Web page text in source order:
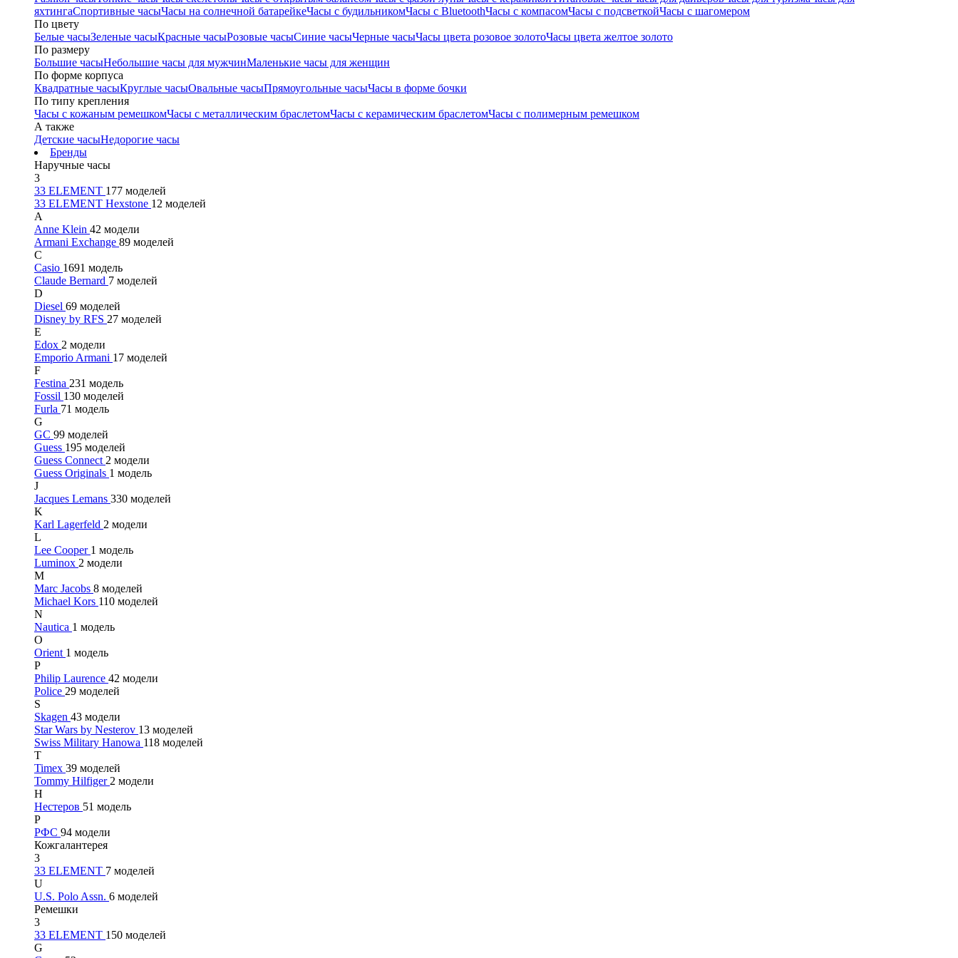
яхтингаСпортивные часыЧасы на солнечной батарейкеЧасы с будильникомЧасы с BluetoothЧасы с компасомЧасы с подсветкойЧасы с шагомером
По цвету
Белые часыЗеленые часыКрасные часыРозовые часыСиние часыЧерные часыЧасы цвета розовое золотоЧасы цвета желтое золото
По размеру
Большие часыНебольшие часы для мужчинМаленькие часы для женщин
По форме корпуса
Квадратные часыКруглые часыОвальные часыПрямоугольные часыЧасы в форме бочки
По типу крепления
Часы с кожаным ремешкомЧасы с металлическим браслетомЧасы с керамическим браслетомЧасы с полимерным ремешком
А также
Детские часыНедорогие часы
Бренды
Наручные часы
3
33 ELEMENT 177 моделей
33 ELEMENT Hexstone 12 моделей
A
Anne Klein 42 модели
Armani Exchange 89 моделей
C
Casio 1691 модель
Claude Bernard 7 моделей
D
Diesel 69 моделей
Disney by RFS 27 моделей
E
Edox 2 модели
Emporio Armani 17 моделей
F
Festina 231 модель
Fossil 130 моделей
Furla 71 модель
G
GC 99 моделей
Guess 195 моделей
Guess Connect 2 модели
Guess Originals 1 модель
J
Jacques Lemans 330 моделей
K
Karl Lagerfeld 2 модели
L
Lee Cooper 1 модель
Luminox 2 модели
M
Marc Jacobs 8 моделей
Michael Kors 110 моделей
N
Nautica 1 модель
O
Orient 1 модель
P
Philip Laurence 42 модели
Police 29 моделей
S
Skagen 43 модели
Star Wars by Nesterov 13 моделей
Swiss Military Hanowa 118 моделей
T
Timex 39 моделей
Tommy Hilfiger 2 модели
Н
Нестеров 51 модель
Р
РФС 94 модели
Кожгалантерея
3
33 ELEMENT 7 моделей
U
U.S. Polo Assn. 6 моделей
Ремешки
3
33 ELEMENT 150 моделей
G